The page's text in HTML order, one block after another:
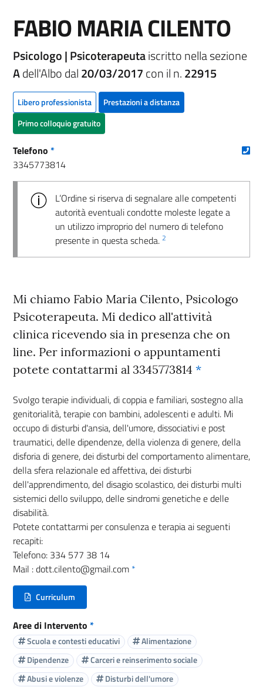
FABIO MARIA CILENTO
Psicologo | Psicoterapeutaiscritto nella sezione
Adell'Albo dal20/03/2017con il n.22915
Libero professionista
Prestazioni a distanza
Primo colloquio gratuito
Telefono *
3345773814
L’Ordine si riserva di segnalare alle competenti
autorità eventuali condotte moleste legate a
un utilizzo improprio del numero di telefono
presente in questa scheda. 2
Mi chiamo Fabio Maria Cilento, Psicologo
Psicoterapeuta. Mi dedico all'attività
clinica ricevendo sia in presenza che on
line. Per informazioni o appuntamenti
potete contattarmi al 3345773814 *
Svolgo terapie individuali, di coppia e familiari, sostegno alla
genitorialità, terapie con bambini, adolescenti e adulti. Mi
occupo di disturbi d'ansia, dell'umore, dissociativi e post
traumatici, delle dipendenze, della violenza di genere, della
disforia di genere, dei disturbi del comportamento alimentare,
della sfera relazionale ed affettiva, dei disturbi
dell'apprendimento, del disagio scolastico, dei disturbi multi
sistemici dello sviluppo, delle sindromi genetiche e delle
disabilità.
Potete contattarmi per consulenza e terapia ai seguenti
recapiti:
Telefono: 334 577 38 14
Mail : dott.cilento@gmail.com *
Curriculum
(nuova scheda - new tab)
Aree di Intervento *
Scuola e contesti educativi
Alimentazione
Dipendenze
Carceri e reinserimento sociale
Abusi e violenze
Disturbi dell'umore